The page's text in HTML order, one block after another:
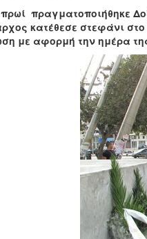
πραγματοποιήθηκε
κατέθεσε στεφάνι
με αφορμή την ημέρα